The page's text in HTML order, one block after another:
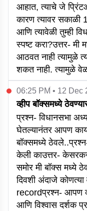
आहात, त्याचे जे
कारण त्यावर सकाळी
आणि त्यावेळी तुम्ही
स्पष्ट करा?उत्तर- मी
आठवत नाही त्यामुळे
शकत नाही. त्यामुळे
06:25 PM • 12 Dec
व्हीप बॉक्समध्ये
प्रश्न- विधानसभा
घेतल्यानंतर आपण काय
बॉक्समध्ये
केली काउत्तर- केसरकर
समोर मी बॉक्स मध्ये
दिवशी अंदाजे
recordप्रश्न- आपण
आणि विश्वास दर्शक